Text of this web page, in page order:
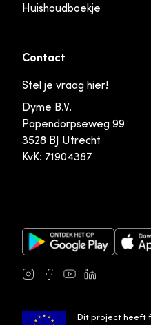
Huishoudboekje
Contact
Stel je vraag hier!
Dyme B.V.
Papendorpseweg 99
3528 BJ Utrecht
KvK: 71904387
Google Play Store Apple
Instagram
Facebook
YoutubeLinkedIn
Dit project heeft